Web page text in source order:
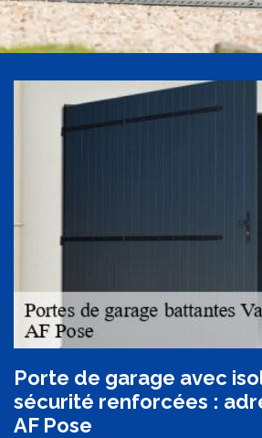
Porte de garage avec
sécurité renforcées :
AF Pose